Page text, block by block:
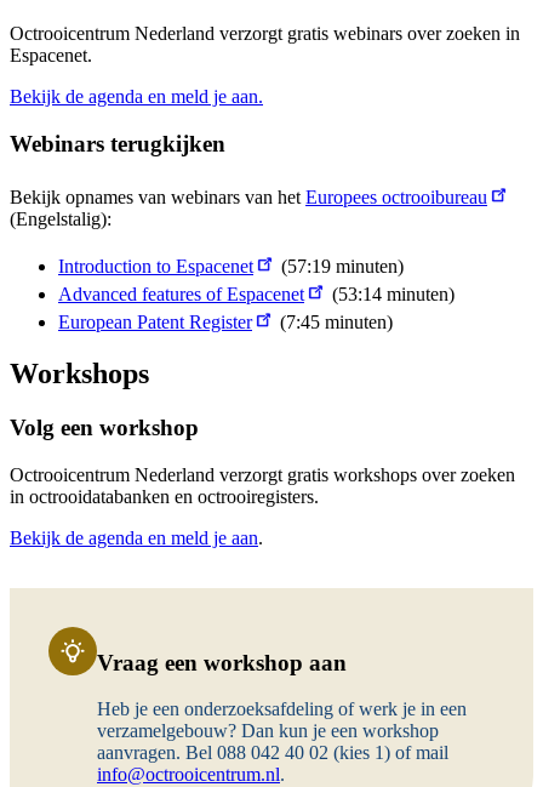
Octrooicentrum Nederland verzorgt gratis webinars over zoeken in
Espacenet.
Bekijk de agenda en meld je aan.
Webinars terugkijken
Bekijk opnames van webinars van het Europees octrooibureau
(Engelstalig):
Introduction to Espacenet
(57:19 minuten)
Advanced features of Espacenet
(53:14 minuten)
European Patent Register
(7:45 minuten)
Workshops
Volg een workshop
Octrooicentrum Nederland verzorgt gratis workshops over zoeken
in octrooidatabanken en octrooiregisters.
Bekijk de agenda en meld je aan.
Vraag een workshop aan
Heb je een onderzoeksafdeling of werk je in een
verzamelgebouw? Dan kun je een workshop
aanvragen. Bel 088 042 40 02 (kies 1) of mail
info@octrooicentrum.nl.